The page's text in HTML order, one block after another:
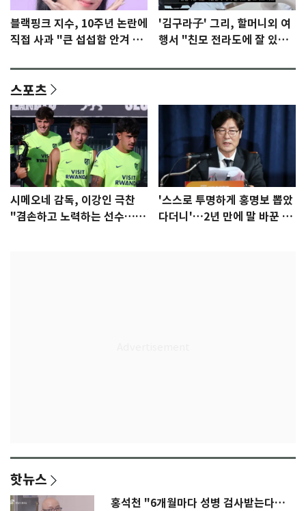
블랙핑크 지수, 10주년 논란에
직접 사과 "큰 섭섭함 안겨 미
'김구라子' 그리, 할머니외 여
행서 "친모 전라도에 잘 있
스포츠
시메오네 감독, 이강인 극찬
"겸손하고 노력하는 선수…좋
'스스로 투명하게 홍명보 뽑았
다더니'…2년 만에 말 바꾼 이
핫뉴스
홍석천 "6개월마다 성병 검사받는다…